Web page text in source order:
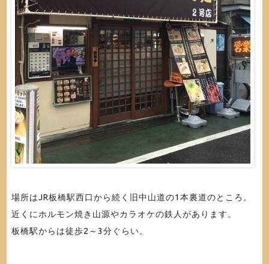
場所はJR板橋駅西口から続く旧中山道の1本裏道のところ。
近くにホルモン焼き山源やカラオケの鉄人があります。
板橋駅からは徒歩2～3分ぐらい。